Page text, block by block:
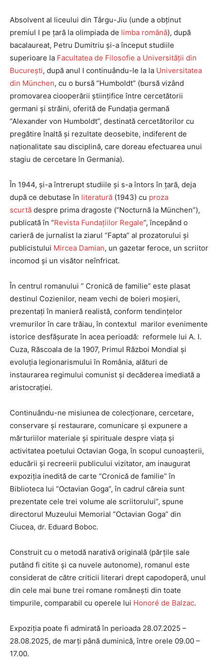
Absolvent al liceului din Târgu-Jiu (unde a obținut
premiul I pe țară la olimpiada de limba română), după
bacalaureat, Petru Dumitriu și-a început studiile
superioare la Facultatea de Filosofie a Universității din
București, după anul I continuându-le la la Universitatea
din München, cu o bursă “Humboldt” (bursă vizând
promovarea ciooperării științifice între cercetătorii
germani și străini, oferită de Fundația germană
“Alexander von Humboldt”, destinată cercetătorilor cu
pregătire înaltă și rezultate deosebite, indiferent de
naționalitate sau disciplină, care doreau efectuarea unui
stagiu de cercetare în Germania).
În 1944, și-a întrerupt studiile și s-a întors în țară, deja
după ce debutase în literatură (1943) cu proza
scurtă despre prima dragoste (“Nocturnă la München”),
publicată în “Revista Fundațiilor Regale”, începând o
carieră de jurnalist la ziarul “Fapta” al prozatorului și
publicistului Mircea Damian, un gazetar feroce, un scriitor
incomod și un visător neînfricat.
În centrul romanului “ Cronică de familie” este plasat
destinul Cozienilor, neam vechi de boieri moșieri,
prezentați în manieră realistă, conform tendințelor
vremurilor în care trăiau, în contextul marilor evenimente
istorice desfășurate în acea perioadă: reformele lui A. I.
Cuza, Răscoala de la 1907, Primul Război Mondial și
evoluția legionarismului în România, alături de
instaurarea regimului comunist și decăderea imediată a
aristocrației.
Continuându-ne misiunea de colecționare, cercetare,
conservare și restaurare, comunicare și expunere a
mărturiilor materiale și spirituale despre viața și
activitatea poetului Octavian Goga, în scopul cunoașterii,
educării și recreerii publicului vizitator, am inaugurat
expoziția inedită de carte “Cronică de familie” în
Biblioteca lui “Octavian Goga”, în cadrul căreia sunt
prezentate cele trei volume ale scriitorului”, spune
directorul Muzeului Memorial ”Octavian Goga” din
Ciucea, dr. Eduard Boboc.
Construit cu o metodă narativă originală (părțile sale
putând fi citite și ca nuvele autonome), romanul este
considerat de către criticii literari drept capodoperă, unul
din cele mai bune trei romane românești din toate
timpurile, comparabil cu operele lui Honoré de Balzac.
Expoziția poate fi admirată în perioada 28.07.2025 –
28.08.2025, de marți până duminică, între orele 09.00 –
17.00.